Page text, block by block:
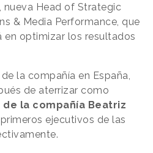
nueva Head of Strategic
& Media Performance, que
en optimizar los resultados
la compañía en España,
de aterrizar como
de la compañía Beatriz
, primeros ejecutivos de las